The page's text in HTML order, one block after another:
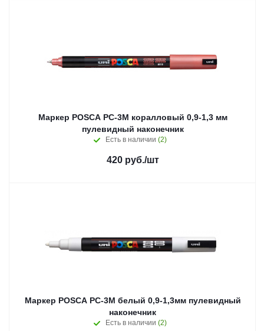
Маркер POSCA PC-3M коралловый 0,9-1,3 мм
пулевидный наконечник
Есть в наличии (2)
420руб./шт
Маркер POSCA PC-3M белый 0,9-1,3мм пулевидный
наконечник
Есть в наличии (2)